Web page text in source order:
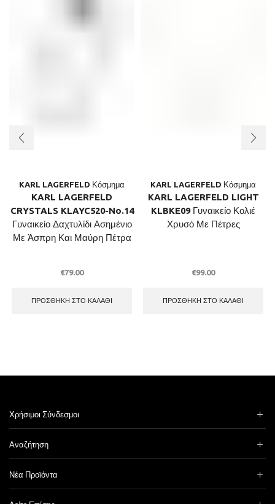
KARL LAGERFELD Κόσμημα
KARL LAGERFELD
CRYSTALS KLAYC520-No.14
Γυναικείο Δαχτυλίδι Ασημένιο
Με Άσπρη Και Μαύρη Πέτρα
€79.00
ΠΡΟΣΘΉΚΗ ΣΤΟ ΚΑΛΆΘΙ
KARL LAGERFELD Κόσμημα
KARL LAGERFELD LIGHT
KLBKE09 Γυναικείο Κολιέ
Χρυσό Με Πέτρες
€99.00
ΠΡΟΣΘΉΚΗ ΣΤΟ ΚΑΛΆΘΙ
Χρήσιμοι Σύνδεσμοι
Αναζήτηση
Νέα Προϊόντα